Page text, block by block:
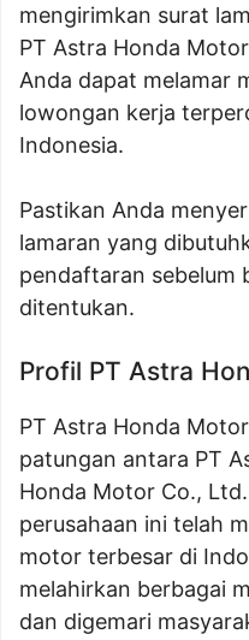
mengirimkan surat
PT Astra Honda
Anda dapat melamar
lowongan kerja
Indonesia.
Pastikan Anda
lamaran yang
pendaftaran sebelum
ditentukan.
Profil PT Astra
PT Astra Honda
patungan antara PT
Honda Motor Co.,
perusahaan ini telah
motor terbesar di
melahirkan berbagai
dan digemari